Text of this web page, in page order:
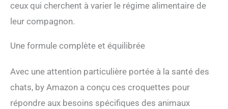
ceux qui cherchent à varier le régime alimentaire de
leur compagnon.
Une formule complète et équilibrée
Avec une attention particulière portée à la santé des
chats, by Amazon a conçu ces croquettes pour
répondre aux besoins spécifiques des animaux